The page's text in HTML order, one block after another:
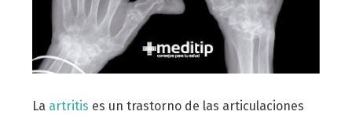
La artritis es un trastorno de las articulaciones